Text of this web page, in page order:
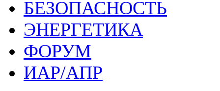
БЕЗОПАСНОСТЬ
ЭНЕРГЕТИКА
ФОРУМ
ИАР/АПР